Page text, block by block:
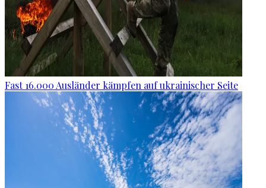
Fast 16.000 Ausländer kämpfen auf ukrainischer Seite